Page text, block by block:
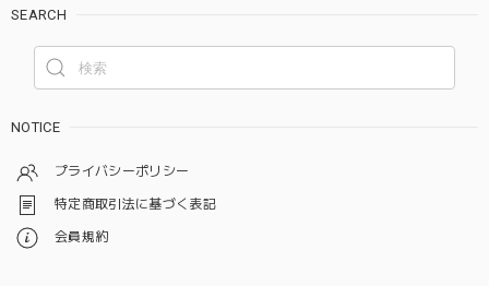
SEARCH
NOTICE
プライバシーポリシー
特定商取引法に基づく表記
会員規約